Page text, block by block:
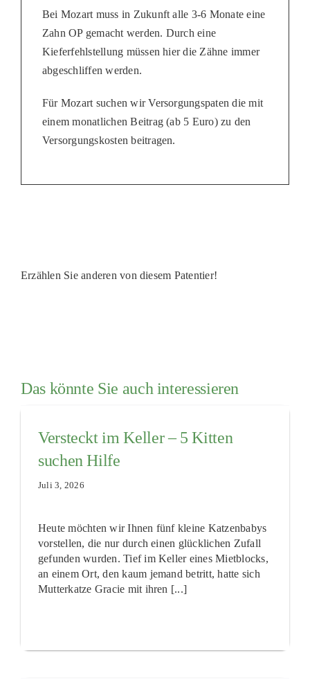
Bei Mozart muss in Zukunft alle 3-6 Monate eine
Zahn OP gemacht werden. Durch eine
Kieferfehlstellung müssen hier die Zähne immer
abgeschliffen werden.
Für Mozart suchen wir Versorgungspaten die mit
einem monatlichen Beitrag (ab 5 Euro) zu den
Versorgungskosten beitragen.
Erzählen Sie anderen von diesem Patentier!
Das könnte Sie auch interessieren
Versteckt im Keller – 5 Kitten
suchen Hilfe
Juli 3, 2026
Heute möchten wir Ihnen fünf kleine Katzenbabys
vorstellen, die nur durch einen glücklichen Zufall
gefunden wurden. Tief im Keller eines Mietblocks,
an einem Ort, den kaum jemand betritt, hatte sich
Mutterkatze Gracie mit ihren [...]